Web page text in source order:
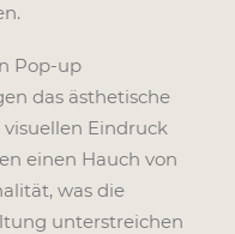
Pop-up
das ästhetische
Eindruck
einen Hauch von
was die
unterstreichen